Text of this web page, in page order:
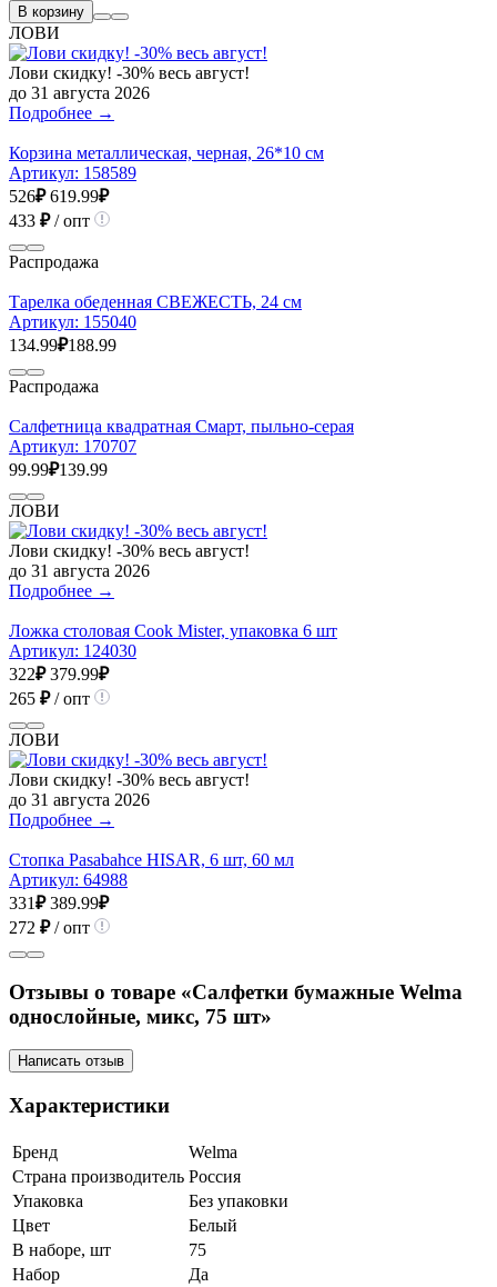
В корзину
ЛОВИ
Лови скидку! -30% весь август!
до 31 августа 2026
Подробнее →
Корзина металлическая, черная, 26*10 см
Артикул: 158589
526₽ 619.99₽
433 ₽/ опт
Распродажа
Тарелка обеденная СВЕЖЕСТЬ, 24 см
Артикул: 155040
134.99₽188.99
Распродажа
Салфетница квадратная Смарт, пыльно-серая
Артикул: 170707
99.99₽139.99
ЛОВИ
Лови скидку! -30% весь август!
до 31 августа 2026
Подробнее →
Ложка столовая Cook Mister, упаковка 6 шт
Артикул: 124030
322₽ 379.99₽
265 ₽/ опт
ЛОВИ
Лови скидку! -30% весь август!
до 31 августа 2026
Подробнее →
Стопка Pasabahce HISAR, 6 шт, 60 мл
Артикул: 64988
331₽ 389.99₽
272 ₽/ опт
Отзывы о товаре «Салфетки бумажные Welma
однослойные, микс, 75 шт»
Написать отзыв
Характеристики
Бренд
Welma
Страна производитель Россия
Упаковка
Без упаковки
Цвет
Белый
В наборе, шт
75
Набор
Да